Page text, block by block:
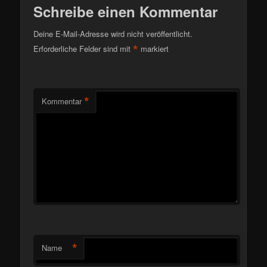
Schreibe einen Kommentar
Deine E-Mail-Adresse wird nicht veröffentlicht.
Erforderliche Felder sind mit* markiert
Kommentar *
Name *